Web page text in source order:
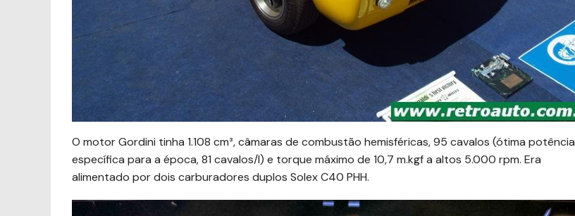
O motor Gordini tinha 1.108 cm³, câmaras de combustão hemisféricas, 95 cavalos (ótima potência
específica para a época, 81 cavalos/l) e torque máximo de 10,7 m.kgf a altos 5.000 rpm. Era
alimentado por dois carburadores duplos Solex C40 PHH.